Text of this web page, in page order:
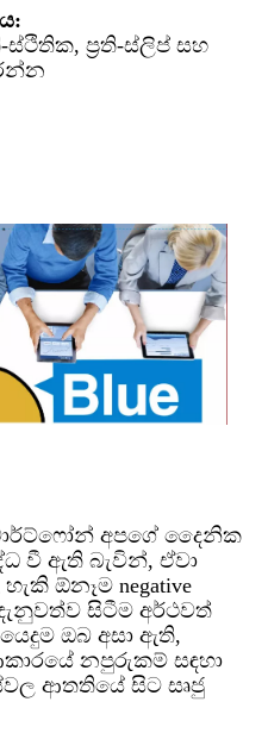
ස්ථිතික, ප්‍රති-ස්ලිප් සහ
අපගේ දෛනික
වී ඇති බැවින්, ඒවා
ඕනෑම negative
සිටීම අර්ථවත්
ඔබ අසා ඇති,
නපුරුකම් සඳහා
ආතතියේ සිට සෘජු